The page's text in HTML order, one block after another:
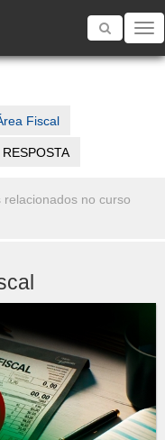
Toggle
Fiscal
RESPOSTA
no curso